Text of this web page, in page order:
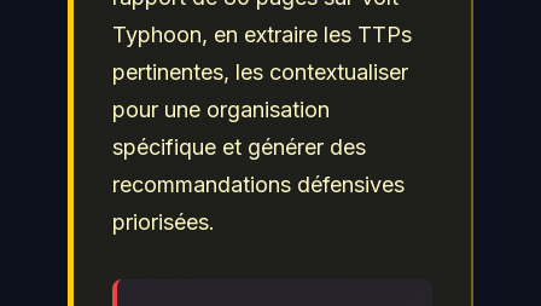
Typhoon, en extraire les TTPs
pertinentes, les contextualiser
pour une organisation
spécifique et générer des
recommandations défensives
priorisées.